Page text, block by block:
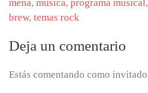
mena, musica, programa musical,
brew, temas rock
Deja un comentario
Estás comentando como